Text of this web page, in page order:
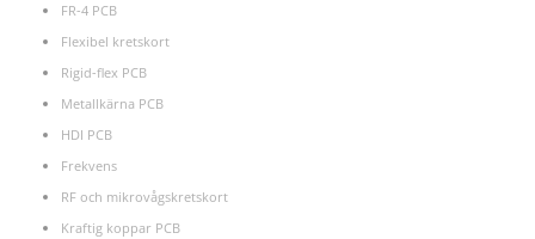
FR-4 PCB
Flexibel kretskort
Rigid-flex PCB
Metallkärna PCB
HDI PCB
Frekvens
RF och mikrovågskretskort
Kraftig koppar PCB